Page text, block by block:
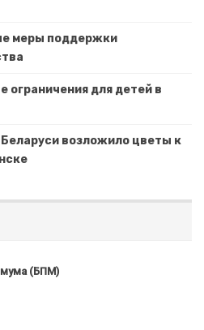
меры поддержки
ограничения для детей в
возложило цветы к
(БПМ)